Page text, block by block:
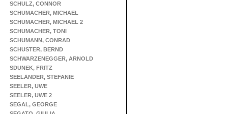
SCHULZ, CONNOR
SCHUMACHER, MICHAEL
SCHUMACHER, MICHAEL 2
SCHUMACHER, TONI
SCHUMANN, CONRAD
SCHUSTER, BERND
SCHWARZENEGGER, ARNOLD
SDUNEK, FRITZ
SEELÄNDER, STEFANIE
SEELER, UWE
SEELER, UWE 2
SEGAL, GEORGE